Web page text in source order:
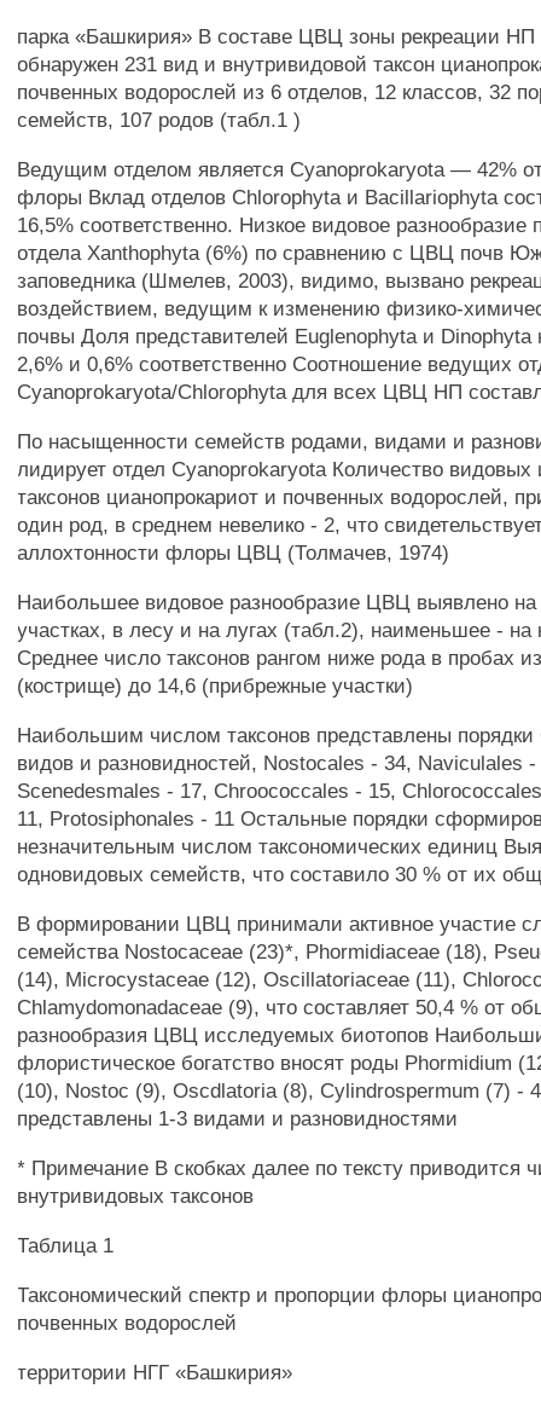
парка «Башкирия» В составе ЦВЦ зоны рекреации
обнаружен 231 вид и внутривидовой таксон
почвенных водорослей из 6 отделов, 12 классов, 32
семейств, 107 родов (табл.1 )
Ведущим отделом является Cyanoprokaryota — 42%
флоры Вклад отделов Chlorophyta и Bacillariophyta
16,5% соответственно. Низкое видовое разнообразие
отдела Xanthophyta (6%) по сравнению с ЦВЦ почв
заповедника (Шмелев, 2003), видимо, вызвано
воздействием, ведущим к изменению физико-
почвы Доля представителей Euglenophyta и Dinophyta
2,6% и 0,6% соответственно Соотношение ведущих
Cyanoprokaryota/Chlorophyta для всех ЦВЦ НП
По насыщенности семейств родами, видами и
лидирует отдел Cyanoprokaryota Количество
таксонов цианопрокариот и почвенных водорослей,
один род, в среднем невелико - 2, что
аллохтонности флоры ЦВЦ (Толмачев, 1974)
Наибольшее видовое разнообразие ЦВЦ выявлено
участках, в лесу и на лугах (табл.2), наименьшее - на
Среднее число таксонов рангом ниже рода в пробах
(кострище) до 14,6 (прибрежные участки)
Наибольшим числом таксонов представлены
видов и разновидностей, Nostocales - 34, Naviculales
Scenedesmales - 17, Chroococcales - 15,
11, Protosiphonales - 11 Остальные порядки
незначительным числом таксономических единиц
одновидовых семейств, что составило 30 % от их
В формировании ЦВЦ принимали активное участие
семейства Nostocaceae (23)*, Phormidiaceae (18),
(14), Microcystaceae (12), Oscillatoriaceae (11),
Chlamydomonadaceae (9), что составляет 50,4 % от
разнообразия ЦВЦ исследуемых биотопов
флористическое богатство вносят роды Phormidium
(10), Nostoc (9), Oscdlatoria (8), Cylindrospermum (7) -
представлены 1-3 видами и разновидностями
* Примечание В скобках далее по тексту приводится
внутривидовых таксонов
Таблица 1
Таксономический спектр и пропорции флоры
почвенных водорослей
территории НГГ «Башкирия»